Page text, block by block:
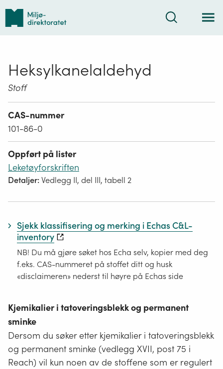
Tilbake
forsiden
Søk
Heksylkanelaldehyd
Stoff
CAS-nummer
101-86-0
Oppført på lister
Leketøyforskriften
Detaljer:Vedlegg II, del III, tabell 2
Sjekk klassifisering og merking i Echas C&L-
inventory
NB! Du må gjøre søket hos Echa selv, kopier med deg
f.eks. CAS-nummeret på stoffet ditt og husk
«disclaimeren» nederst til høyre på Echas side
Kjemikalier i tatoveringsblekk og permanent
sminke
Dersom du søker etter kjemikalier i tatoveringsblekk
og permanent sminke (vedlegg XVII, post 75 i
Reach) vil kun noen av de stoffene som er regulert